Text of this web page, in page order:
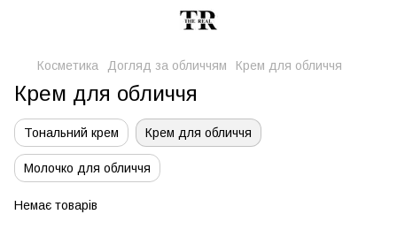
Косметика Догляд за обличчям Крем для обличчя
Крем для обличчя
Тональний крем Крем для обличчя
Молочко для обличчя
Немає товарів